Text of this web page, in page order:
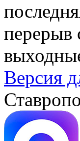
перерыв
Версия